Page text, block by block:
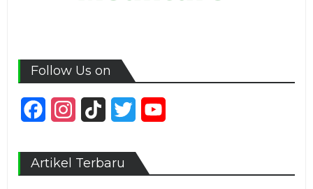
Follow Us on
FacebookInstagram
TikTok Twitter
Artikel Terbaru